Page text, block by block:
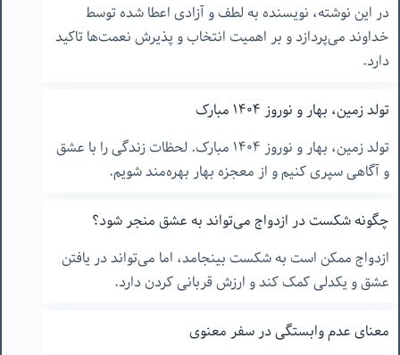
در این نوشته، نویسنده به لطف و آزادی اعطا شده توسط
خداوند می‌پردازد و بر اهمیت انتخاب و پذیرش نعمت‌ها تاکید
دارد.
تولد زمین، بهار و نوروز ۱۴۰۴ مبارک
تولد زمین، بهار و نوروز ۱۴۰۴ مبارک. لحظات زندگی را با عشق
و آگاهی سپری کنیم و از معجزه بهار بهره‌مند شویم.
چگونه شکست در ازدواج می‌تواند به عشق منجر شود؟
ازدواج ممکن است به شکست بینجامد، اما می‌تواند در یافتن
عشق و یکدلی کمک کند و ارزش قربانی کردن دارد.
معنای عدم وابستگی در سفر معنوی